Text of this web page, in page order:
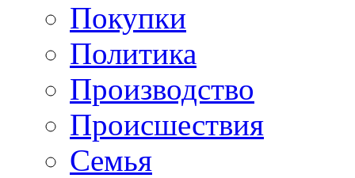
Покупки
Политика
Производство
Происшествия
Семья